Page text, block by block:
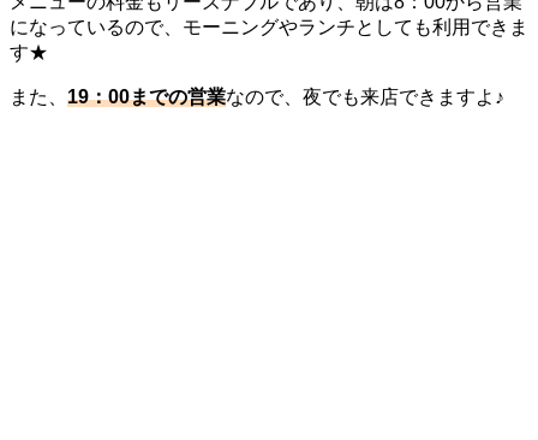
になっているので、モーニングやランチとしても利用できま
す★
また、 19：00までの営業なので、夜でも来店できますよ♪